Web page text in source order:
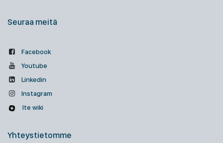
Seuraa meitä
Facebook
Youtube
Linkedin
Instagram
Ite wiki
Yhteystietomme